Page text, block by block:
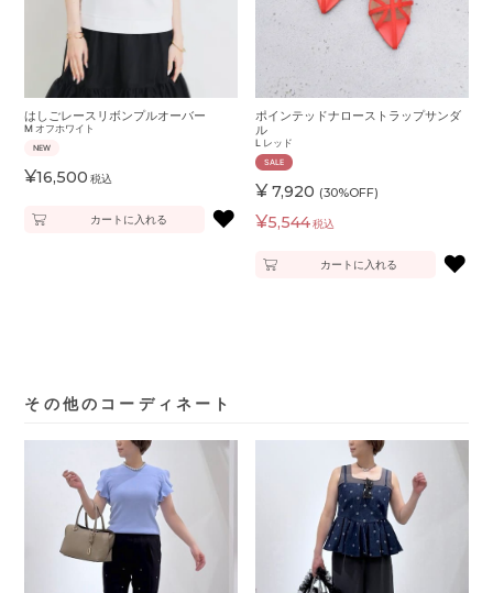
はしごレースリボンプルオーバー
M オフホワイト
NEW
¥16,500 税込
カートに入れる ♥
ポインテッドナローストラップサンダ
ル
L レッド
SALE
¥ 7,920 (30%OFF)
¥5,544税込
カートに入れる ♥
その他のコーディネート